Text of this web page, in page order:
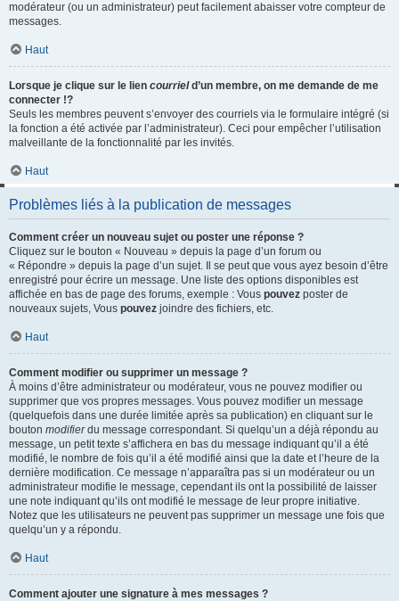
modérateur (ou un administrateur) peut facilement abaisser votre compteur de
messages.
Haut
Lorsque je clique sur le lien courrield’un membre, on me demande de me
connecter !?
Seuls les membres peuvent s’envoyer des courriels via le formulaire intégré (si
la fonction a été activée par l’administrateur). Ceci pour empêcher l’utilisation
malveillante de la fonctionnalité par les invités.
Haut
Problèmes liés à la publication de messages
Comment créer un nouveau sujet ou poster une réponse ?
Cliquez sur le bouton « Nouveau » depuis la page d’un forum ou
« Répondre » depuis la page d’un sujet. Il se peut que vous ayez besoin d’être
enregistré pour écrire un message. Une liste des options disponibles est
affichée en bas de page des forums, exemple : Vous pouvez poster de
nouveaux sujets, Vous pouvez joindre des fichiers, etc.
Haut
Comment modifier ou supprimer un message ?
À moins d’être administrateur ou modérateur, vous ne pouvez modifier ou
supprimer que vos propres messages. Vous pouvez modifier un message
(quelquefois dans une durée limitée après sa publication) en cliquant sur le
bouton modifierdu message correspondant. Si quelqu’un a déjà répondu au
message, un petit texte s’affichera en bas du message indiquant qu’il a été
modifié, le nombre de fois qu’il a été modifié ainsi que la date et l’heure de la
dernière modification. Ce message n’apparaîtra pas si un modérateur ou un
administrateur modifie le message, cependant ils ont la possibilité de laisser
une note indiquant qu’ils ont modifié le message de leur propre initiative.
Notez que les utilisateurs ne peuvent pas supprimer un message une fois que
quelqu’un y a répondu.
Haut
Comment ajouter une signature à mes messages ?